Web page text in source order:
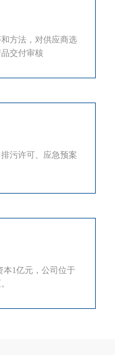
方法，对供应商选
交付审核
污许可、应急预案
本1亿元，公司位于